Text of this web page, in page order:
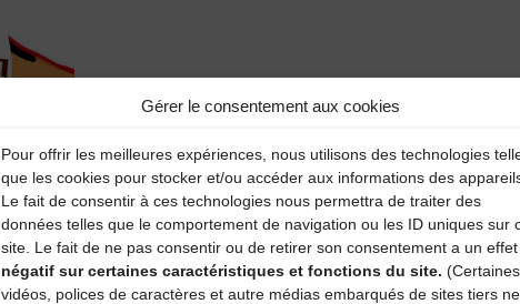
Gérer le consentement aux cookies
Pour offrir les meilleures expériences, nous utilisons des technologies
que les cookies pour stocker et/ou accéder aux informations des
Le fait de consentir à ces technologies nous permettra de traiter des
données telles que le comportement de navigation ou les ID uniques sur
site. Le fait de ne pas consentir ou de retirer son consentement a un effet
négatif sur certaines caractéristiques et fonctions du site. (Certaines
vidéos, polices de caractères et autre médias embarqués de sites tiers ne